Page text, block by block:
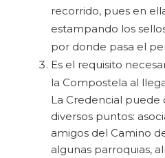
recorrido, pues en
estampando los
por donde pasa el
Es el requisito
la Compostela al
La Credencial puede
diversos puntos:
amigos del Camino
algunas parroquias,